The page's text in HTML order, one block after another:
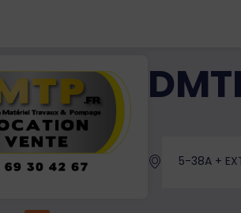
5-38A +